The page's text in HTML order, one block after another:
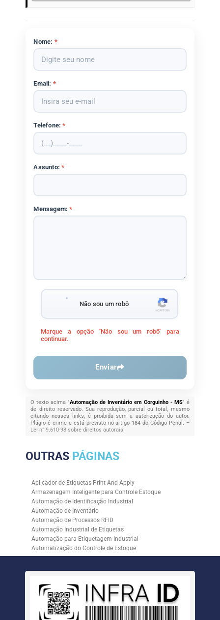
Nome: *
Email: *
Telefone:*
Assunto:*
Mensagem:*
Não sou um robô
Marque a opção "Não sou um robô" para
continuar.
Enviar
O texto acima "Automação de Inventário em Corguinho - MS" é
de direito reservado. Sua reprodução, parcial ou total, mesmo
citando nossos links, é proibida sem a autorização do autor.
Plágio é crime e está previsto no artigo 184 do Código Penal. –
Lei n° 9.610-98 sobre direitos autorais.
OUTRAS PÁGINAS
Aplicador de Etiquetas Print And Apply
Armazenagem Inteligente para Controle Estoque
Automação de Identificação Industrial
Automação de Inventário
Automação de Processos RFID
Automação Industrial de Etiquetas
Automação para Etiquetagem Industrial
Automatização do Controle de Estoque
Controle de Estoque com RFID
Empresa de Automação para Processos Logísticos
Empresa de Rastreabilidade Industrial
Empresa de Soluções para Etiquetagem
Empresa Especializada em Inventário de Estoque